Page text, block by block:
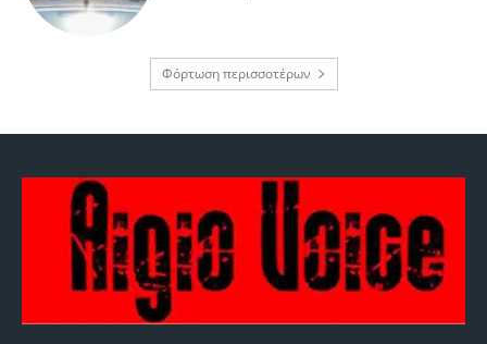
Φόρτωση περισσοτέρων